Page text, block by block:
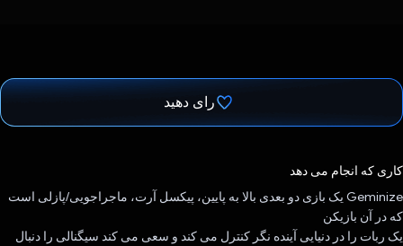
رای دهید
کاری که انجام می دهد
Geminize یک بازی دو بعدی بالا به پایین، پیکسل آرت، ماجراجویی/پازلی است
که در آن بازیکن
یک ربات را در دنیایی آینده نگر کنترل می کند و سعی می کند سیگنالی را دنبال